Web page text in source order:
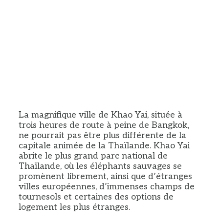
La magnifique ville de Khao Yai, située à
trois heures de route à peine de Bangkok,
ne pourrait pas être plus différente de la
capitale animée de la Thaïlande. Khao Yai
abrite le plus grand parc national de
Thaïlande, où les éléphants sauvages se
promènent librement, ainsi que d’étranges
villes européennes, d’immenses champs de
tournesols et certaines des options de
logement les plus étranges.